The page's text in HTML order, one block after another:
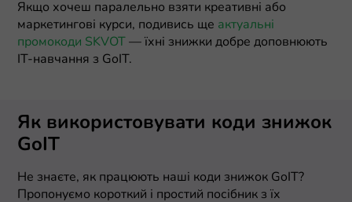
Якщо хочеш паралельно взяти креативні або
маркетингові курси, подивись ще актуальні
промокоди SKVOT
— їхні знижки добре доповнюють
ІТ-навчання з GoIT.
Як використовувати коди знижок
GoIT
Не знаєте, як працюють наші коди знижок GoIT?
Пропонуємо короткий і простий посібник з їх